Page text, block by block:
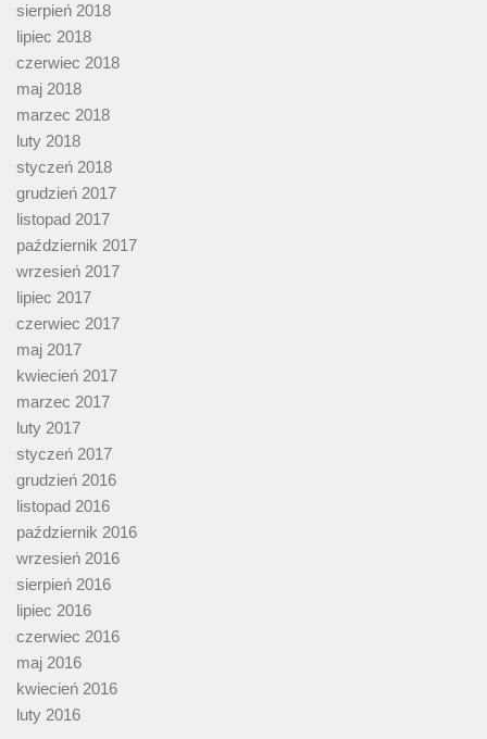
sierpień 2018
lipiec 2018
czerwiec 2018
maj 2018
marzec 2018
luty 2018
styczeń 2018
grudzień 2017
listopad 2017
październik 2017
wrzesień 2017
lipiec 2017
czerwiec 2017
maj 2017
kwiecień 2017
marzec 2017
luty 2017
styczeń 2017
grudzień 2016
listopad 2016
październik 2016
wrzesień 2016
sierpień 2016
lipiec 2016
czerwiec 2016
maj 2016
kwiecień 2016
luty 2016